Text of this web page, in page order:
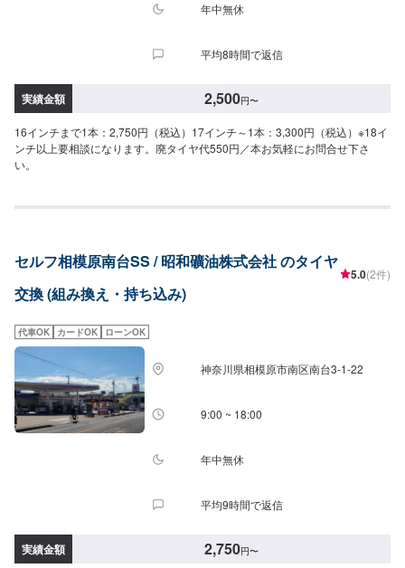
年中無休
平均8時間で返信
実績金額 2,500円〜
16インチまで1本：2,750円（税込）17インチ～1本：3,300円（税込）※18イ
ンチ以上要相談になります。廃タイヤ代550円／本お気軽にお問合せ下さ
い。
セルフ相模原南台SS / 昭和礦油株式会社 のタイヤ
交換 (組み換え・持ち込み)
5.0(2件)
代車OK カードOK ローンOK
神奈川県相模原市南区南台3-1-22
9:00 ~ 18:00
年中無休
平均9時間で返信
実績金額 2,750円〜